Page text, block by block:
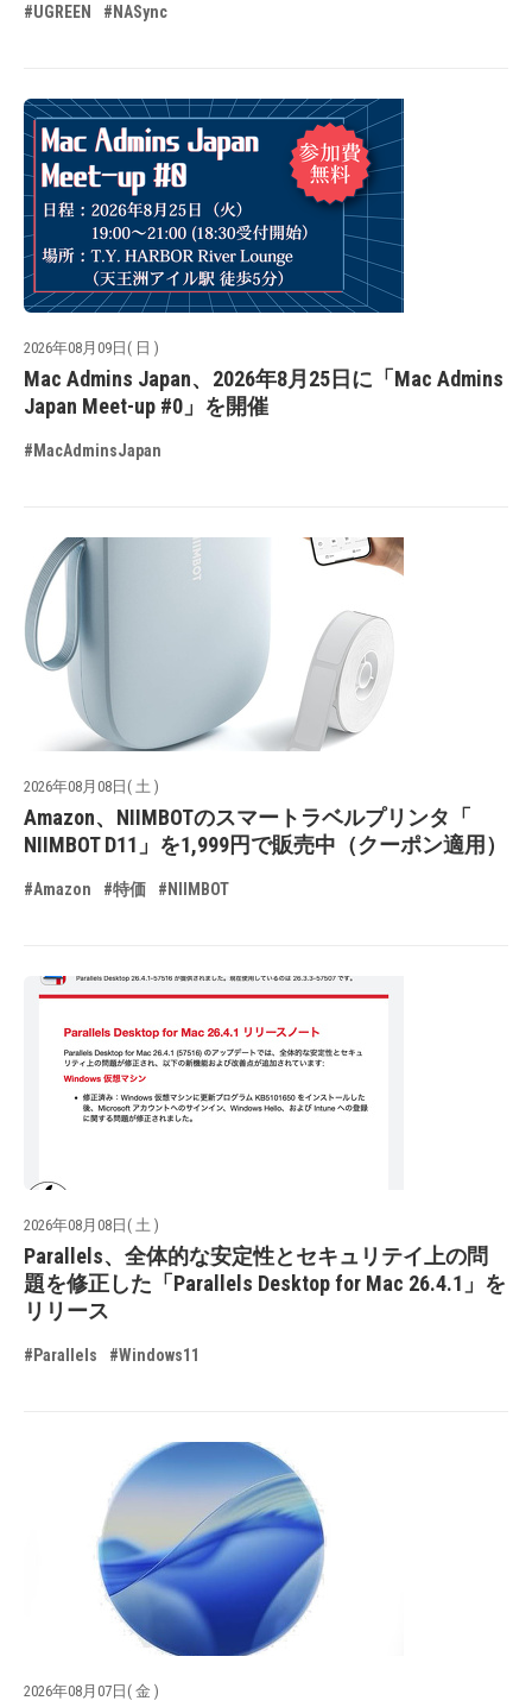
#UGREEN #NASync
2026年08月09日( 日 )
Mac Admins Japan、2026年8月25日に「Mac Admins
Japan Meet-up #0」を開催
#MacAdminsJapan
2026年08月08日( 土 )
Amazon、NIIMBOTのスマートラベルプリンタ「
NIIMBOT D11」を1,999円で販売中（クーポン適用）
#Amazon #特価 #NIIMBOT
2026年08月08日( 土 )
Parallels、全体的な安定性とセキュリテイ上の問
題を修正した「Parallels Desktop for Mac 26.4.1」を
リリース
#Parallels #Windows11
2026年08月07日( 金 )